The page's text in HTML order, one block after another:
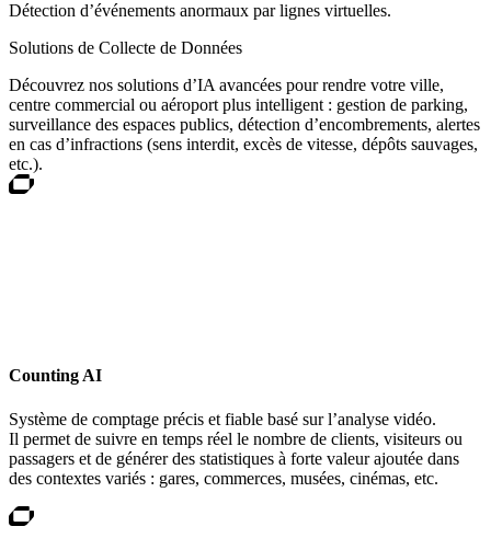
Détection d’événements anormaux par lignes virtuelles.
Solutions de Collecte de Données
Découvrez nos solutions d’IA avancées pour rendre votre ville,
centre commercial ou aéroport plus intelligent : gestion de parking,
surveillance des espaces publics, détection d’encombrements, alertes
en cas d’infractions (sens interdit, excès de vitesse, dépôts sauvages,
etc.).
Counting AI
Système de comptage précis et fiable basé sur l’analyse vidéo.
Il permet de suivre en temps réel le nombre de clients, visiteurs ou
passagers et de générer des statistiques à forte valeur ajoutée dans
des contextes variés : gares, commerces, musées, cinémas, etc.